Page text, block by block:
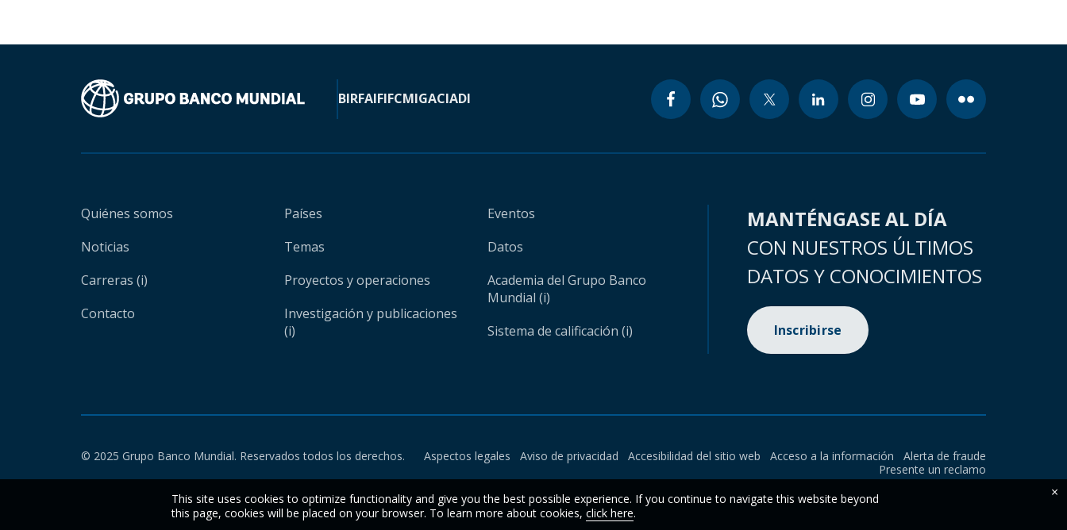
BIRFAIFIFCMIGACIADI
Quiénes somos
Noticias
Carreras (i)
Contacto
Países
Temas
Proyectos y operaciones
Investigación y publicaciones
(i)
Eventos
Datos
Academia del Grupo Banco
Mundial (i)
Sistema de calificación (i)
MANTÉNGASE AL DÍA
CON NUESTROS ÚLTIMOS
DATOS Y CONOCIMIENTOS
Inscribirse
© 2025 Grupo Banco Mundial. Reservados todos los derechos. Aspectos legales Aviso de privacidad Accesibilidad del sitio web Acceso a la información
Alerta de fraude
Presente un reclamo
This site uses cookies to optimize functionality and give you the best possible experience. If you continue to navigate this website beyond
this page, cookies will be placed on your browser. To learn more about cookies, click here.
×